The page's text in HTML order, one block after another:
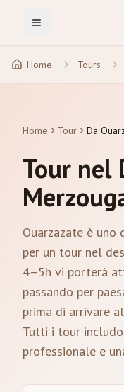
Toggle Menu
Home Tours
Home Tour Da
Tour nel
Ouarzazate è
per un tour nel
4–5h vi porterà
passando per
prima di arrivare
Tutti i tour
professionale e